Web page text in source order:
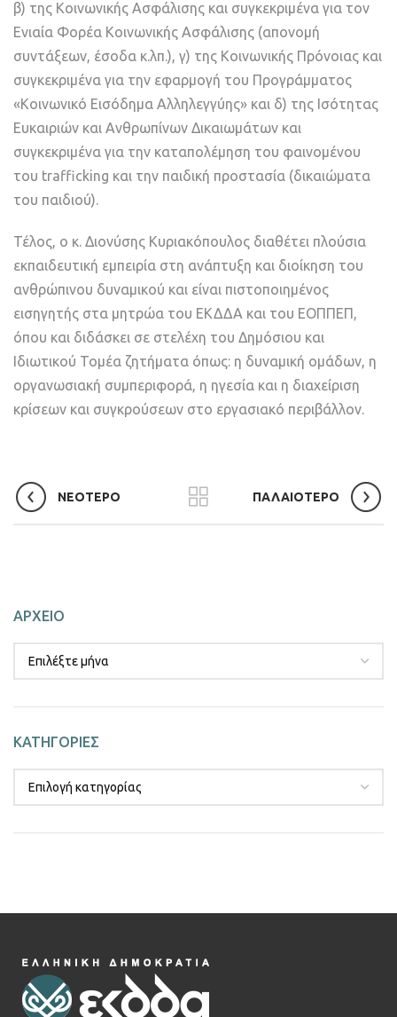
β) της Κοινωνικής Ασφάλισης και συγκεκριμένα για τον
Ενιαία Φορέα Κοινωνικής Ασφάλισης (απονομή
συντάξεων, έσοδα κ.λπ.), γ) της Κοινωνικής Πρόνοιας και
συγκεκριμένα για την εφαρμογή του Προγράμματος
«Κοινωνικό Εισόδημα Αλληλεγγύης» και δ) της Ισότητας
Ευκαιριών και Ανθρωπίνων Δικαιωμάτων και
συγκεκριμένα για την καταπολέμηση του φαινομένου
του trafficking και την παιδική προστασία (δικαιώματα
του παιδιού).
Τέλος, ο κ. Διονύσης Κυριακόπουλος διαθέτει πλούσια
εκπαιδευτική εμπειρία στη ανάπτυξη και διοίκηση του
ανθρώπινου δυναμικού και είναι πιστοποιημένος
εισηγητής στα μητρώα του ΕΚΔΔΑ και του ΕΟΠΠΕΠ,
όπου και διδάσκει σε στελέχη του Δημόσιου και
Ιδιωτικού Τομέα ζητήματα όπως: η δυναμική ομάδων, η
οργανωσιακή συμπεριφορά, η ηγεσία και η διαχείριση
κρίσεων και συγκρούσεων στο εργασιακό περιβάλλον.
ΝΕΟΤΕΡΟ ΠΑΛΑΙΟΤΕΡΟ
ΑΡΧΕΙΟ
ΚΑΤΗΓΟΡΙΕΣ